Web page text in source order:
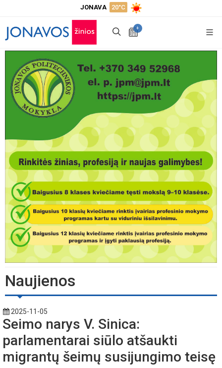
JONAVA 20°C
+
Naujienos
2025-11-05
Seimo narys V. Sinica:
parlamentarai siūlo atšaukti
migrantų šeimų susijungimo teisę